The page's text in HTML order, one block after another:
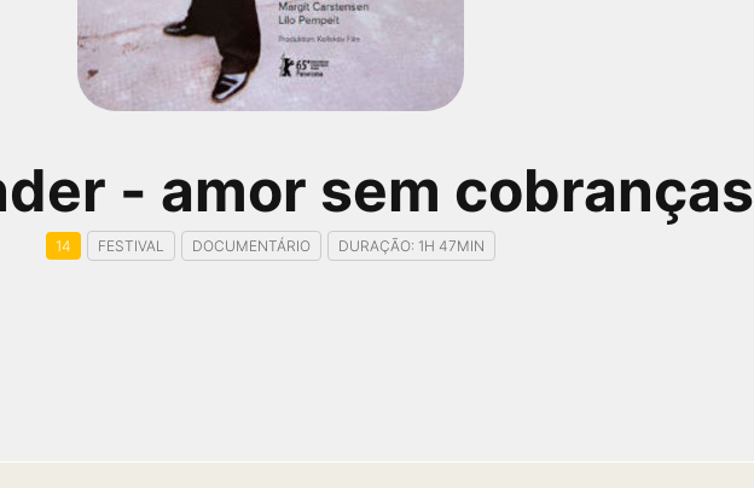
- amor sem cobranças
14 FESTIVAL DOCUMENTÁRIO DURAÇÃO: 1H 47MIN